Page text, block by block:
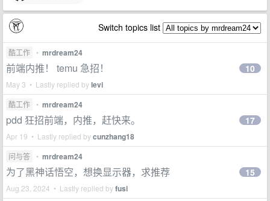
Switch topics list
酷工作 • mrdream24
前端内推！ temu 急招！
May 3 • Lastly replied bylevi
10
酷工作 • mrdream24
pdd 狂招前端，内推，赶快来。
Apr 19 • Lastly replied bycunzhang18
17
问与答 • mrdream24
为了黑神话悟空，想换显示器，求推荐
Aug 23, 2024 • Lastly replied byfusi
15